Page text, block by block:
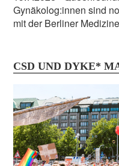
Gynäkolog:innen sind
mit der Berliner
CSD UND DYKE*